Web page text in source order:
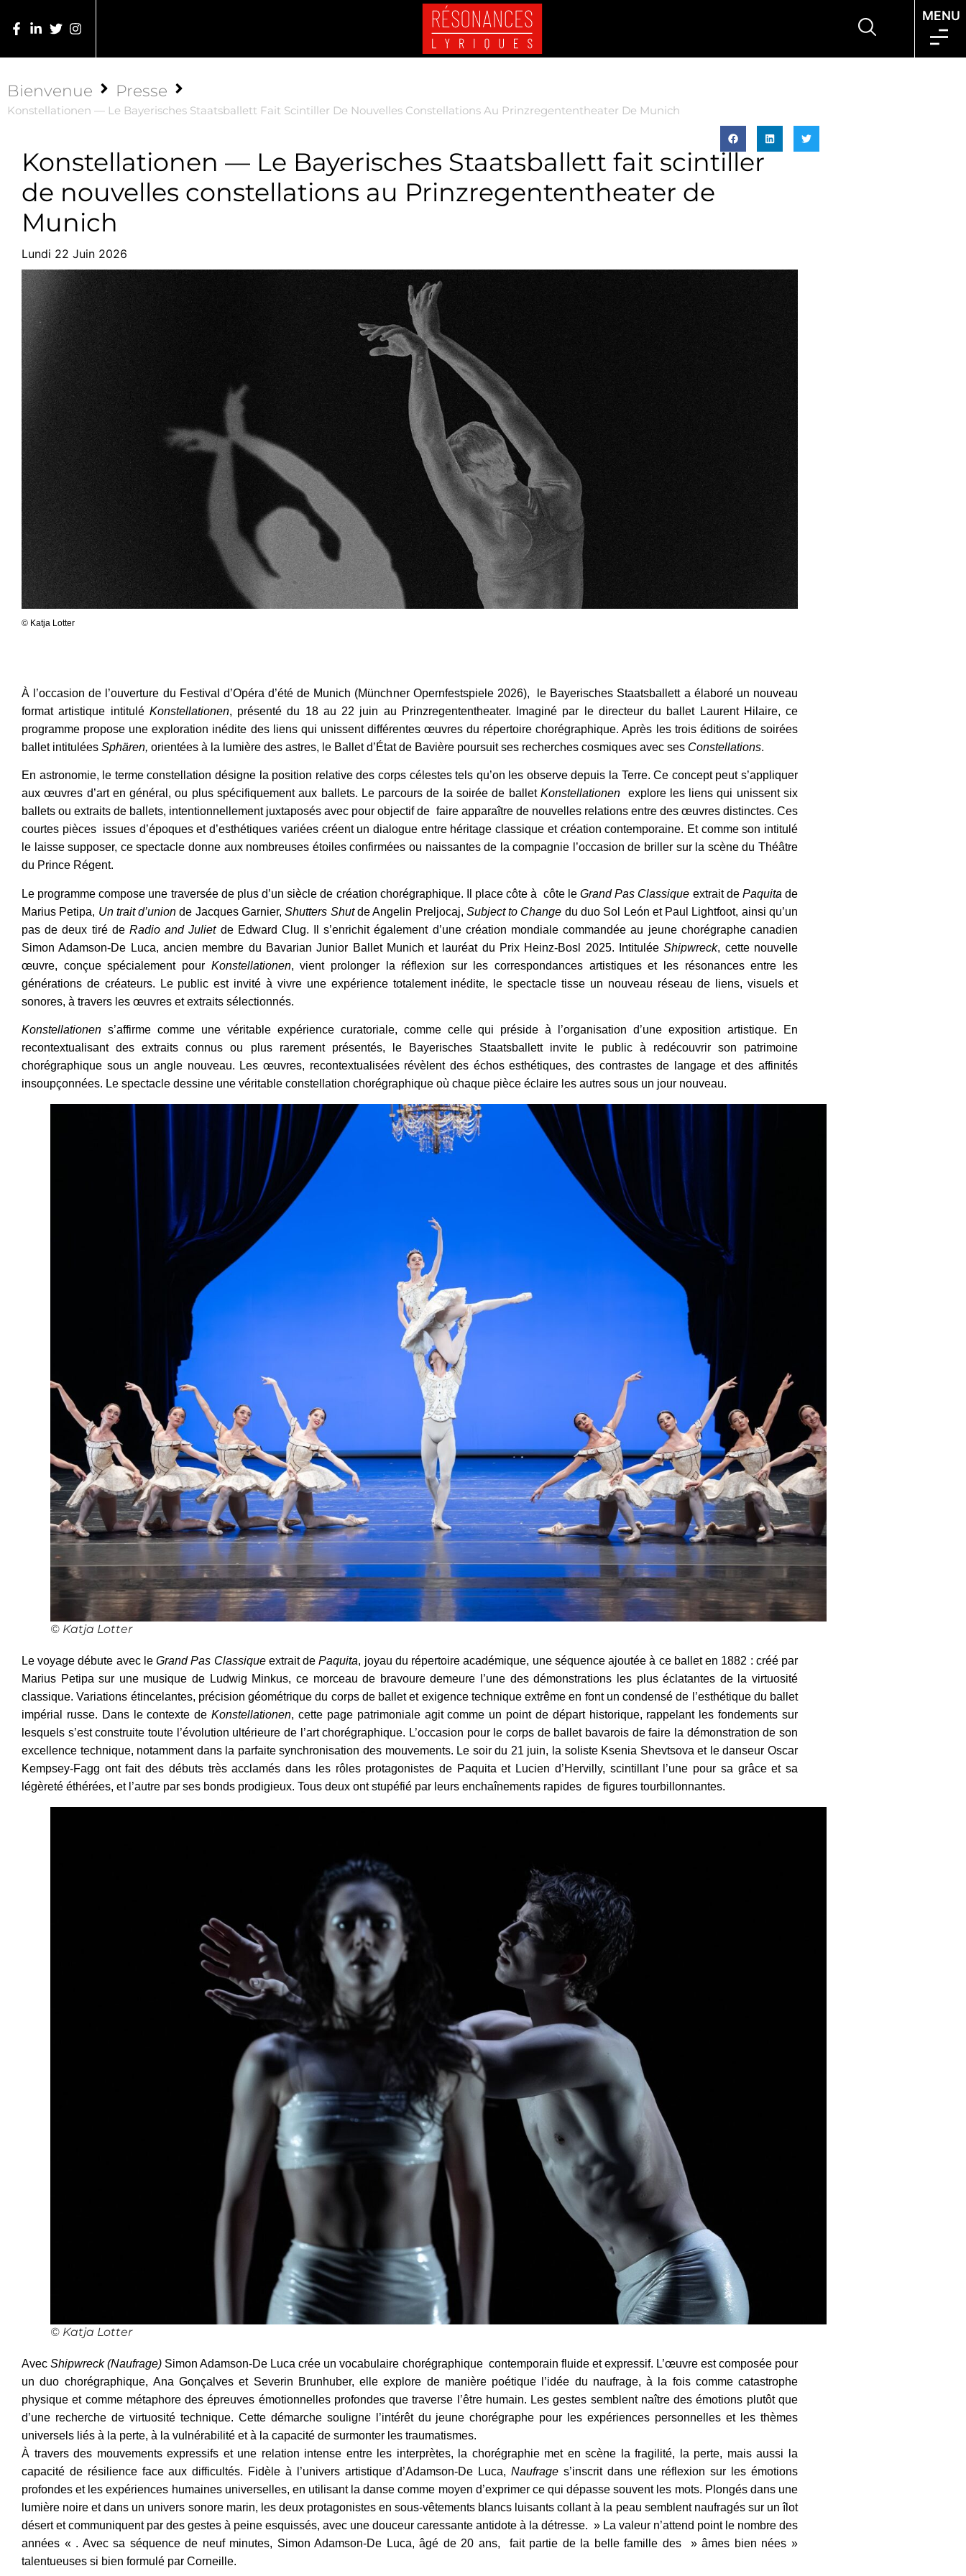
MENU
Bienvenue Presse
Konstellationen — Le Bayerisches Staatsballett Fait Scintiller De Nouvelles Constellations Au Prinzregententheater De Munich
Konstellationen — Le Bayerisches Staatsballett fait scintiller
de nouvelles constellations au Prinzregententheater de
Munich
Lundi 22 Juin 2026
© Katja Lotter
À l’occasion de l’ouverture du Festival d’Opéra d’été de Munich (Münchner Opernfestspiele 2026), le Bayerisches Staatsballett a élaboré un nouveau
format artistique intitulé Konstellationen, présenté du 18 au 22 juin au Prinzregententheater. Imaginé par le directeur du ballet Laurent Hilaire, ce
programme propose une exploration inédite des liens qui unissent différentes œuvres du répertoire chorégraphique. Après les trois éditions de soirées
ballet intitulées Sphären, orientées à la lumière des astres, le Ballet d’État de Bavière poursuit ses recherches cosmiques avec ses Constellations.
En astronomie, le terme constellation désigne la position relative des corps célestes tels qu’on les observe depuis la Terre. Ce concept peut s’appliquer
aux œuvres d’art en général, ou plus spécifiquement aux ballets. Le parcours de la soirée de ballet Konstellationen
explore les liens qui unissent six
ballets ou extraits de ballets, intentionnellement juxtaposés avec pour objectif de faire apparaître de nouvelles relations entre des œuvres distinctes. Ces
courtes pièces issues d’époques et d’esthétiques variées créent un dialogue entre héritage classique et création contemporaine. Et comme son intitulé
le laisse supposer, ce spectacle donne aux nombreuses étoiles confirmées ou naissantes de la compagnie l’occasion de briller sur la scène du Théâtre
du Prince Régent.
Le programme compose une traversée de plus d’un siècle de création chorégraphique. Il place côte à côte leGrand Pas Classique extrait de Paquita de
Marius Petipa, Un trait d’union de Jacques Garnier,Shutters Shutde Angelin Preljocaj, Subject to Change du duo Sol León et Paul Lightfoot, ainsi qu’un
pas de deux tiré de Radio and Julietde Edward Clug. Il s’enrichit également d’une création mondiale commandée au jeune chorégraphe canadien
Simon Adamson-De Luca, ancien membre du Bavarian Junior Ballet Munich et lauréat du Prix Heinz-Bosl 2025. IntituléeShipwreck, cette nouvelle
œuvre, conçue spécialement pour Konstellationen, vient prolonger la réflexion sur les correspondances artistiques et les résonances entre les
générations de créateurs.
Le public est invité à vivre une expérience totalement inédite, le spectacle tisse un nouveau réseau de liens, visuels et
sonores, à travers les œuvres et extraits sélectionnés.
Konstellationen s’affirme comme une véritable expérience curatoriale, comme celle qui préside à l’organisation d’une exposition artistique. En
recontextualisant des extraits connus ou plus rarement présentés, le Bayerisches Staatsballett invite le public à redécouvrir son patrimoine
chorégraphique sous un angle nouveau. Les œuvres, recontextualisées révèlent des échos esthétiques, des contrastes de langage et des affinités
insoupçonnées. Le spectacle dessine une véritable constellation chorégraphique où chaque pièce éclaire les autres sous un jour nouveau.
© Katja Lotter
Le voyage débute avec leGrand Pas Classiqueextrait dePaquita, joyau du répertoire académique, une séquence ajoutée à ce ballet en 1882 : créé par
Marius Petipa sur une musique de Ludwig Minkus, ce morceau de bravoure demeure l’une des démonstrations les plus éclatantes de la virtuosité
classique. Variations étincelantes, précision géométrique du corps de ballet et exigence technique extrême en font un condensé de l’esthétique du ballet
impérial russe. Dans le contexte deKonstellationen, cette page patrimoniale agit comme un point de départ historique, rappelant les fondements sur
lesquels s’est construite toute l’évolution ultérieure de l’art chorégraphique. L’occasion pour le corps de ballet bavarois de faire la démonstration de son
excellence technique, notamment dans la parfaite synchronisation des mouvements. Le soir du 21 juin, la soliste Ksenia Shevtsova et le danseur Oscar
Kempsey-Fagg ont fait des débuts très acclamés dans les rôles protagonistes de Paquita et Lucien d’Hervilly, scintillant l’une pour sa grâce et sa
légèreté éthérées, et l’autre par ses bonds prodigieux. Tous deux ont stupéfié par leurs enchaînements rapides de figures tourbillonnantes.
© Katja Lotter
AvecShipwreck (Naufrage) Simon Adamson-De Luca crée un vocabulaire chorégraphique contemporain fluide et expressif. L’œuvre est composée pour
un duo chorégraphique, Ana Gonçalves et Severin Brunhuber, elle explore de manière poétique l’idée du naufrage, à la fois comme catastrophe
physique et comme métaphore des épreuves émotionnelles profondes que traverse l’être humain. Les gestes semblent naître des émotions plutôt que
d’une recherche de virtuosité technique. Cette démarche souligne l’intérêt du jeune chorégraphe pour les expériences personnelles et les thèmes
universels liés à la perte, à la vulnérabilité et à la capacité de surmonter les traumatismes.
À travers des mouvements expressifs et une relation intense entre les interprètes, la chorégraphie met en scène la fragilité, la perte, mais aussi la
capacité de résilience face aux difficultés. Fidèle à l’univers artistique d’Adamson-De Luca,Naufrage s’inscrit dans une réflexion sur les émotions
profondes et les expériences humaines universelles, en utilisant la danse comme moyen d’exprimer ce qui dépasse souvent les mots. Plongés dans une
lumière noire et dans un univers sonore marin, les deux protagonistes en sous-vêtements blancs luisants collant à la peau semblent naufragés sur un îlot
désert et communiquent par des gestes à peine esquissés, avec une douceur caressante antidote à la détresse. » La valeur n’attend point le nombre des
années « . Avec sa séquence de neuf minutes, Simon Adamson-De Luca, âgé de 20 ans, fait partie de la belle famille des » âmes bien nées »
talentueuses si bien formulé par Corneille.